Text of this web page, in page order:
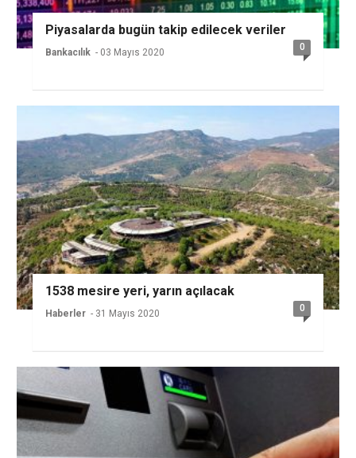
Piyasalarda bugün takip edilecek veriler
Bankacılık - 03 Mayıs 2020 0
1538 mesire yeri, yarın açılacak
Haberler - 31 Mayıs 2020 0